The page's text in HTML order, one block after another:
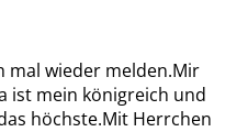
mal wieder melden.Mir
ist mein königreich und
höchste.Mit Herrchen